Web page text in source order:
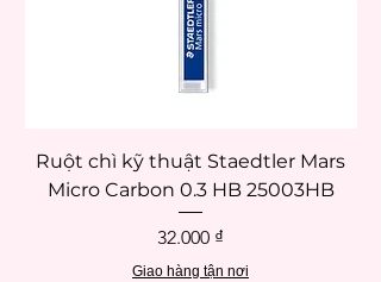
Ruột chì kỹ thuật Staedtler Mars
Micro Carbon 0.3 HB 25003HB
Giá
32.000 ₫
Giao hàng tận nơi